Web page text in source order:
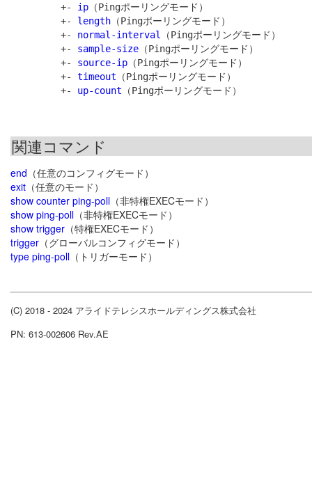
         +-
ip （Pingポーリングモード）
         +-
length （Pingポーリングモード）
         +-
normal-interval
（Pingポーリングモード）
         +-
sample-size （Pingポーリングモード）
         +-
source-ip （Pingポーリングモード）
         +-
timeout （Pingポーリングモード）
         +-
up-count
関連コマンド
end （任意のコンフィグモード）
exit （任意のモード）
show counter ping-poll （非特権EXECモード）
show ping-poll （非特権EXECモード）
show trigger （特権EXECモード）
trigger （グローバルコンフィグモード）
type ping-poll （トリガーモード）
(C) 2018 - 2024 アライドテレシスホールディングス株式会社
PN: 613-002606 Rev.AE